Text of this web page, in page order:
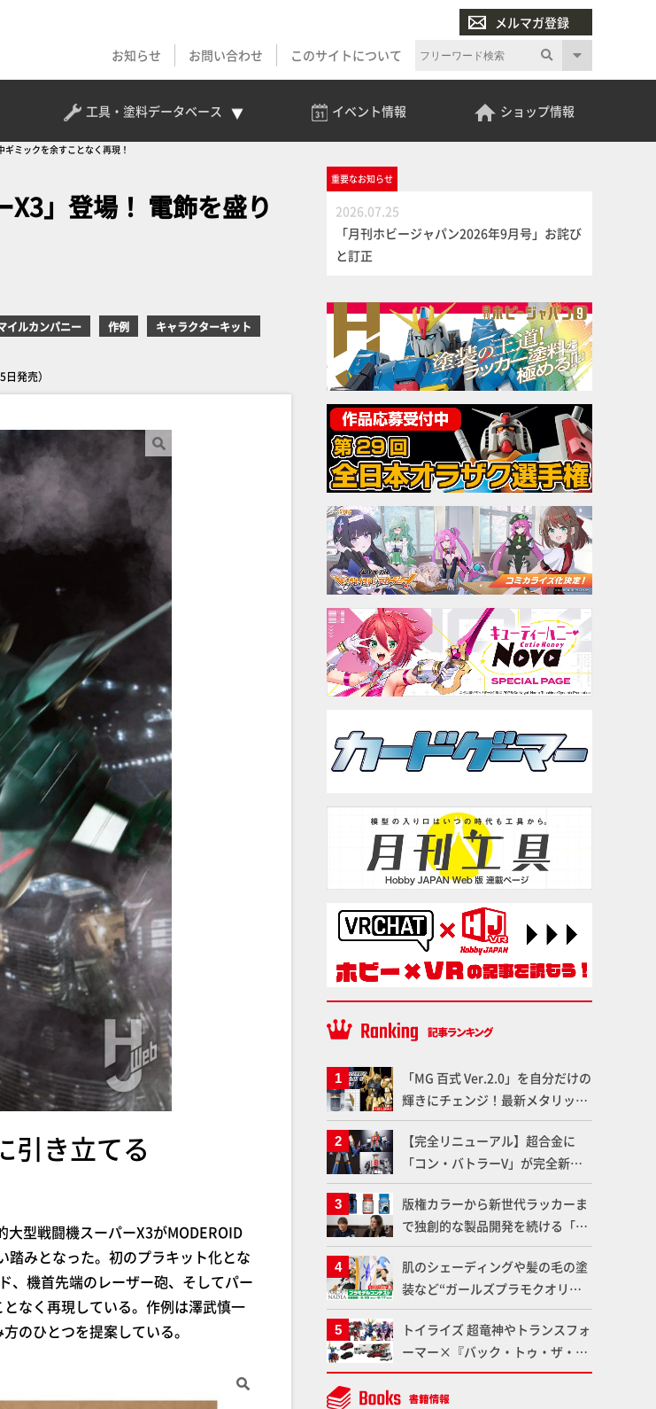
メルマガ登録
お知らせ
お問い合わせ このサイトについて
工具・塗料データベース イベント情報 ショップ情報
ミックを余すことなく再現！
X3」登場！ 電飾を盛り
イルカンパニー 作例
キャラクターキット
発売）
引き立てる
型戦闘機スーパーX3がMODEROID
踏みとなった。初のプラキット化とな
、機首先端のレーザー砲、そしてパー
なく再現している。作例は澤武慎一
のひとつを提案している。
重要なお知らせ
2026.07.25
「月刊ホビージャパン2026年9月号」お詫び
と訂正
「MG 百式 Ver.2.0」を自分だけの
輝きにチェンジ！最新メタリック
塗料を使ってより金属感を増した
仕上がりに!!【試し読み】
【完全リニューアル】超合金に
「コン・バトラーV」が完全新規
造形で登場！気になる仕様を試作
品の撮り下ろしでご紹介!!さらに
「大鉄人17」＆「ワンエイト」セ
ット情報もお届け！【超合金の
魂】
版権カラーから新世代ラッカーま
で独創的な製品開発を続ける「ガ
イアノーツ」に塗料開発の裏側と
ラッカー塗料の未来についてイン
タビュー！
肌のシェーディングや髪の毛の塗
装など“ガールズプラモクオリテ
ィアップ術”で仕上げる！カスタ
ム作例「白騎士ソフィエラ」が完
成！【「アルカナディアプラモデ
ルコンテスト」～8月17日（月）
11:59まで応募受付中】
トイライズ 超竜神やトランスフォ
ーマー×『バック・トゥ・ザ・フ
ューチャー』コラボアイテムな
ど、タカラトミーの注目アイテム